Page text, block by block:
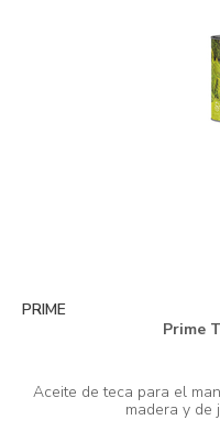
PRIME
Prime
Aceite de teca para el